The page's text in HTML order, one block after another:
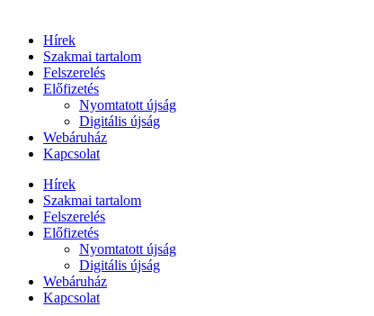
Hírek
Szakmai tartalom
Felszerelés
Előfizetés
Nyomtatott újság
Digitális újság
Webáruház
Kapcsolat
Hírek
Szakmai tartalom
Felszerelés
Előfizetés
Nyomtatott újság
Digitális újság
Webáruház
Kapcsolat